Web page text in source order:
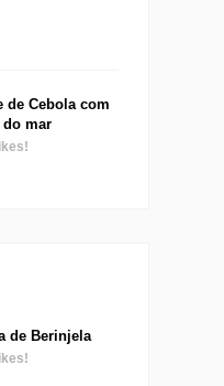
de Cebola com
mar
de Berinjela